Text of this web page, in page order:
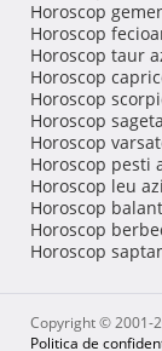
Horoscop
Horoscop
Horoscop taur
Horoscop
Horoscop
Horoscop
Horoscop
Horoscop pesti
Horoscop leu azi
Horoscop
Horoscop
Horoscop
Copyright © 2001-
Politica de